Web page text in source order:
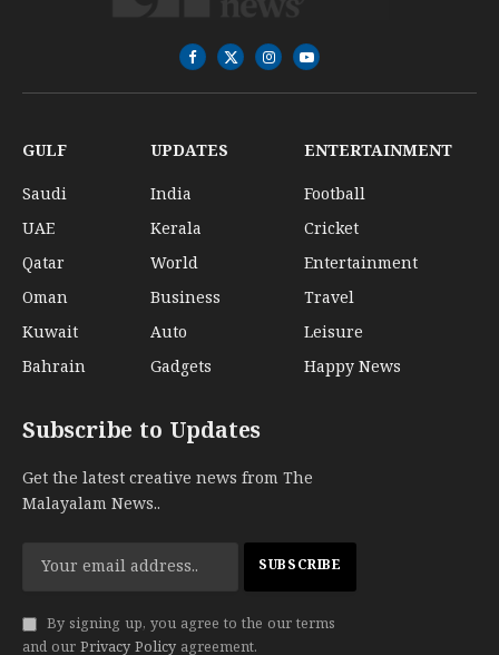
Facebook
X
(Twitter)
InstagramYouTube
GULF
Saudi
UAE
Qatar
Oman
Kuwait
Bahrain
UPDATES
India
Kerala
World
Business
Auto
Gadgets
ENTERTAINMENT
Football
Cricket
Entertainment
Travel
Leisure
Happy News
Subscribe to Updates
Get the latest creative news from The
Malayalam News..
By signing up, you agree to the our terms
and our Privacy Policy agreement.